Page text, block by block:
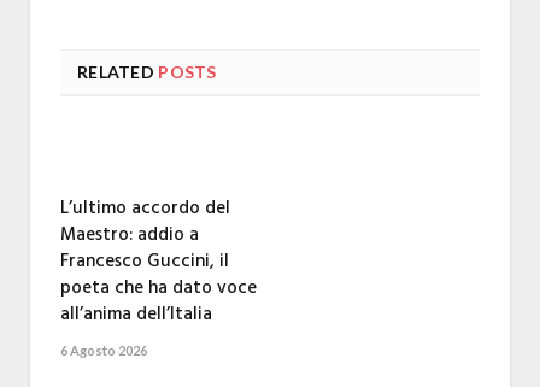
RELATED POSTS
L’ultimo accordo del
Maestro: addio a
Francesco Guccini, il
poeta che ha dato voce
all’anima dell’Italia
6 Agosto 2026